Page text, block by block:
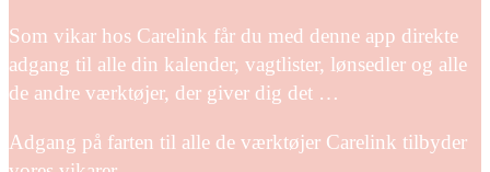
Som vikar hos Carelink får du med denne app direkte
adgang til alle din kalender, vagtlister, lønsedler og alle
de andre værktøjer, der giver dig det …
Adgang på farten til alle de værktøjer Carelink tilbyder